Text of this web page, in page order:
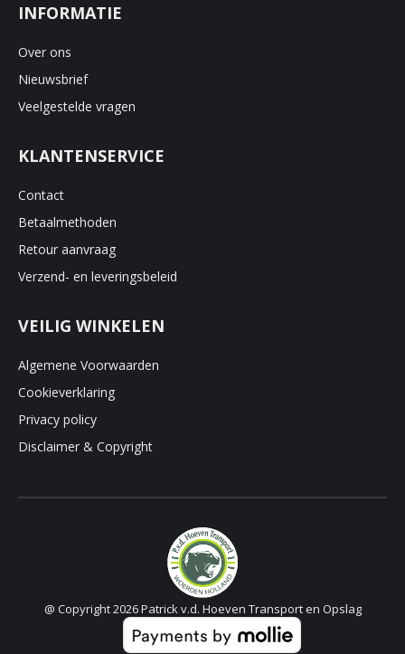
INFORMATIE
Over ons
Nieuwsbrief
Veelgestelde vragen
KLANTENSERVICE
Contact
Betaalmethoden
Retour aanvraag
Verzend- en leveringsbeleid
VEILIG WINKELEN
Algemene Voorwaarden
Cookieverklaring
Privacy policy
Disclaimer & Copyright
@ Copyright 2026 Patrick v.d. Hoeven Transport en Opslag